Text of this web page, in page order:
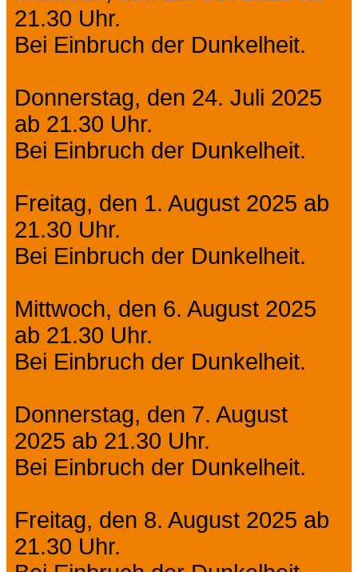
21.30 Uhr.
Bei Einbruch der Dunkelheit.
Donnerstag, den 24. Juli 2025
ab 21.30 Uhr.
Bei Einbruch der Dunkelheit.
Freitag, den 1. August 2025 ab
21.30 Uhr.
Bei Einbruch der Dunkelheit.
Mittwoch, den 6. August 2025
ab 21.30 Uhr.
Bei Einbruch der Dunkelheit.
Donnerstag, den 7. August
2025 ab 21.30 Uhr.
Bei Einbruch der Dunkelheit.
Freitag, den 8. August 2025 ab
21.30 Uhr.